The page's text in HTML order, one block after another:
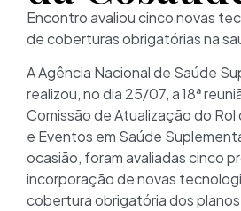
Encontro avaliou cinco novas
de coberturas obrigatórias na
A Agência Nacional de Saúde
realizou, no dia 25/07, a 18ª
Comissão de Atualização do
e Eventos em Saúde
ocasião, foram avaliadas cinco
incorporação de novas
cobertura obrigatória dos